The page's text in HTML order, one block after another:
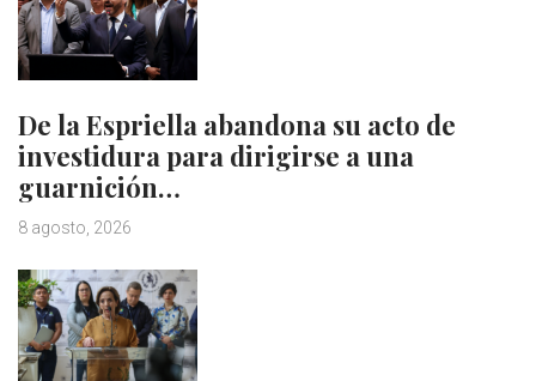
De la Espriella abandona su acto de
investidura para dirigirse a una
guarnición…
8 agosto, 2026